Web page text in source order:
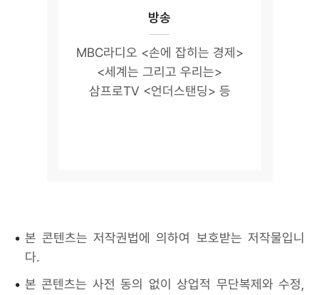
방송
MBC라디오 <손에 잡히는 경제>
<세계는 그리고 우리는>
삼프로TV <언더스탠딩> 등
• 본 콘텐츠는 저작권법에 의하여 보호받는 저작물입니
다.
• 본 콘텐츠는 사전 동의 없이 상업적 무단복제와 수정,